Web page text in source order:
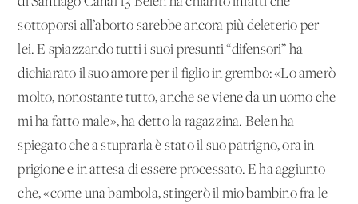
sottoporsi all’aborto sarebbe ancora più deleterio per
lei. E spiazzando tutti i suoi presunti “difensori” ha
dichiarato il suo amore per il figlio in grembo: «Lo amerò
molto, nonostante tutto, anche se viene da un uomo che
mi ha fatto male», ha detto la ragazzina. Belen ha
spiegato che a stuprarla è stato il suo patrigno, ora in
prigione e in attesa di essere processato. E ha aggiunto
che, «come una bambola, stingerò il mio bambino fra le